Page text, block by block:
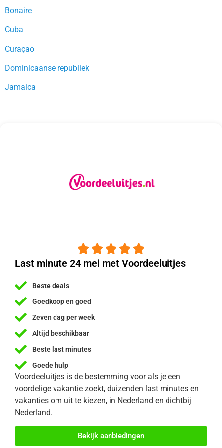
Bonaire
Cuba
Curaçao
Dominicaanse republiek
Jamaica
    
Last minute 24 mei met Voordeeluitjes
Beste deals
Goedkoop en goed
Zeven dag per week
Altijd beschikbaar
Beste last minutes
Goede hulp
Voordeeluitjes is de bestemming voor als je een
voordelige vakantie zoekt, duizenden last minutes en
vakanties om uit te kiezen, in Nederland en dichtbij
Nederland.
Bekijk aanbiedingen